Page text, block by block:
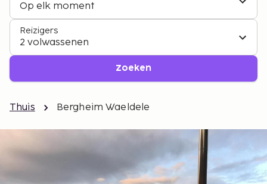
Op elk moment
Reizigers
2 volwassenen
Zoeken
Thuis Bergheim Waeldele